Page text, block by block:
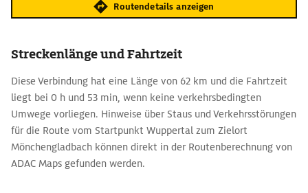
Routendetails anzeigen
Streckenlänge und Fahrtzeit
Diese Verbindung hat eine Länge von 62 km und die Fahrtzeit
liegt bei 0 h und 53 min, wenn keine verkehrsbedingten
Umwege vorliegen. Hinweise über Staus und Verkehrsstörungen
für die Route vom Startpunkt Wuppertal zum Zielort
Mönchengladbach können direkt in der Routenberechnung von
ADAC Maps gefunden werden.